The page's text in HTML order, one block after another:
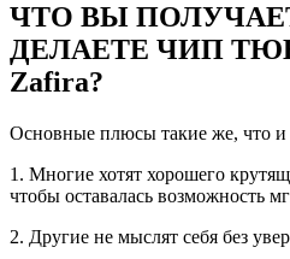
ЧТО ВЫ
ДЕЛАЕТЕ ЧИП
Zafira?
Основные плюсы такие же, что и
1. Многие хотят хорошего
чтобы оставалась возможность
2. Другие не мыслят себя без